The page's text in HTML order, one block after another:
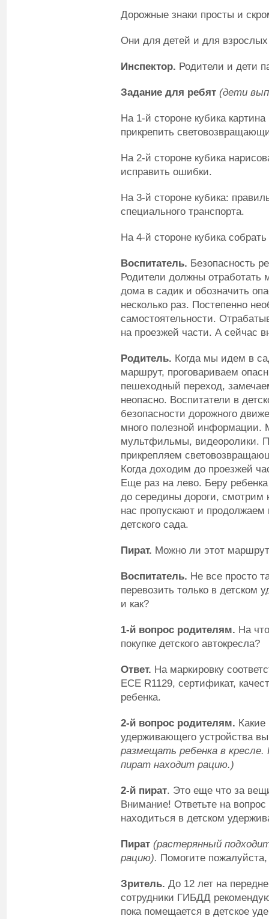
Дорожные знаки просты и
Они для детей и для
Инспектор. Родители и дети
Задание для ребят (дети
На 1-й стороне кубика
прикрепить
На 2-й стороне кубика
исправить ошибки.
На 3-й стороне кубика:
специального транспорта.
На 4-й стороне кубика
Воспитатель. Безопасность
Родители должны отработать
дома в садик и обозначить
несколько раз. Постепенно
самостоятельности.
на проезжей части. А сейчас
Родитель. Когда мы идем в
маршрут, проговариваем
пешеходный переход,
неопасно. Воспитатели в
безопасности дорожного
много полезной
мультфильмы, видеоролики.
прикрепляем
Когда доходим до проезжей
Еще раз на лево. Беру
до середины дороги,
нас пропускают и
детского сада.
Пират. Можно ли этот
Воспитатель. Не все просто
перевозить только в детском
и как?
1-й вопрос родителям. На
покупке детского автокресла?
Ответ. На маркировку
ECE R1129, сертификат,
ребенка.
2-й вопрос родителям. Какие
удерживающего устройства вы
размещать ребенка в
пират находит рацию.)
2-й пират. Это еще что за
Внимание! Ответьте на
находиться в детском
Пират (растерянный
рацию). Помогите
Зритель. До 12 лет на
сотрудники ГИБДД
пока помещается в детское